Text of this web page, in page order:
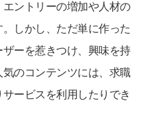
ントリーの増加や人材の
しかし、ただ単に作った
ーを惹きつけ、興味を持
のコンテンツには、求職
ービスを利用したりでき